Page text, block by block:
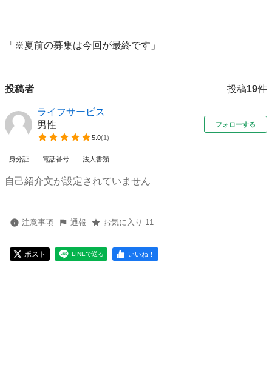
「※夏前の募集は今回が最終です」
投稿者 投稿19件
ライフサービス
男性
5.0(1)
フォローする
身分証 電話番号 法人書類
自己紹介文が設定されていません
注意事項 通報 お気に入り 11
ポスト LINEで送る いいね！